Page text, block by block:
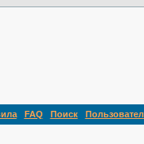
FAQ Поиск